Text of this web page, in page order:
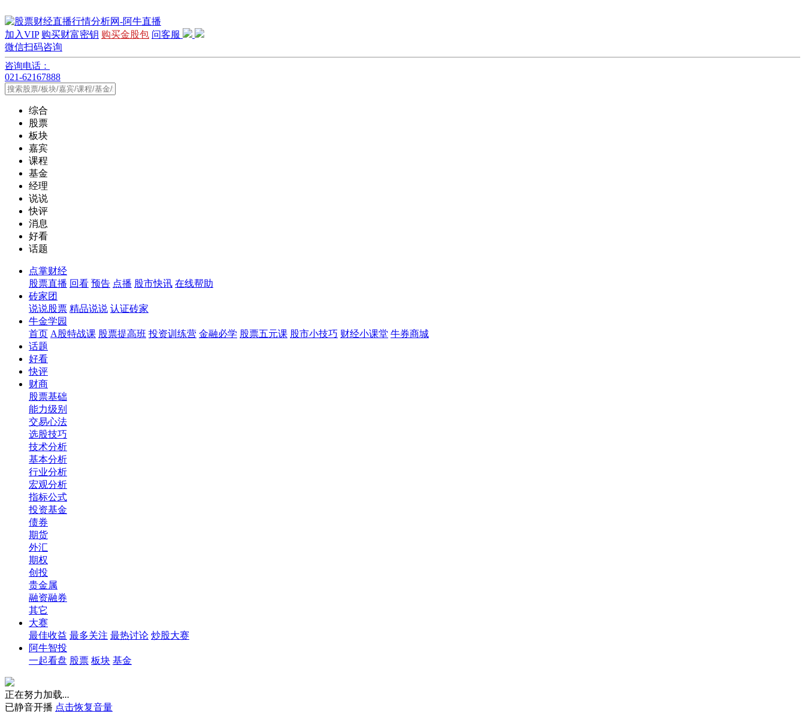
加入VIP 购买财富密钥 购买金股包 问客服
微信扫码咨询
咨询电话：
021-62167888
综合
股票
板块
嘉宾
课程
基金
经理
说说
快评
消息
好看
话题
点掌财经
股票直播 回看 预告 点播 股市快讯 在线帮助
砖家团
说说股票 精品说说 认证砖家
牛金学园
首页 A股特战课 股票提高班 投资训练营 金融必学 股票五元课 股市小技巧 财经小课堂 牛券商城
话题
好看
快评
财商
股票基础
能力级别
交易心法
选股技巧
技术分析
基本分析
行业分析
宏观分析
指标公式
投资基金
债券
期货
外汇
期权
创投
贵金属
融资融券
其它
大赛
最佳收益 最多关注 最热讨论 炒股大赛
阿牛智投
一起看盘 股票 板块 基金
正在努力加载...
已静音开播 点击恢复音量